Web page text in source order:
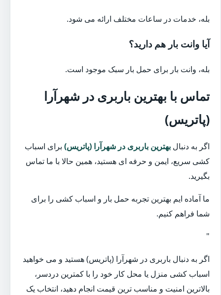
بله، خدمات در ساعات مختلف ارائه می شود.
آیا وانت بار هم دارید؟
بله، وانت بار برای حمل بار سبک موجود است.
تماس با بهترین باربری در شهرآرا
(پاتریس)
اگر به دنبال بهترین باربری در شهرآرا (پاتریس) برای اسباب
کشی سریع، ایمن و حرفه ای هستید، همین حالا با ما تماس
بگیرید.
ما آماده ایم بهترین تجربه حمل بار و اسباب کشی را برای
شما فراهم کنیم.
"
اگر به دنبال باربری در شهرآرا (پاتریس) هستید و می خواهید
اسباب کشی منزل یا محل کار خود را با کمترین دردسر،
بالاترین امنیت و مناسب ترین قیمت انجام دهید، انتخاب یک